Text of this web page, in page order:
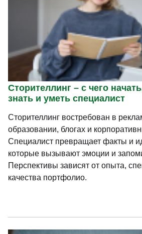
Стриминг – с чего начать,
уметь специалист
Стриминг превратился в
на стыке развлечений, общения и
Стример ведёт прямые эфиры,
и сотрудничает с брендами.
тематики, регулярности и